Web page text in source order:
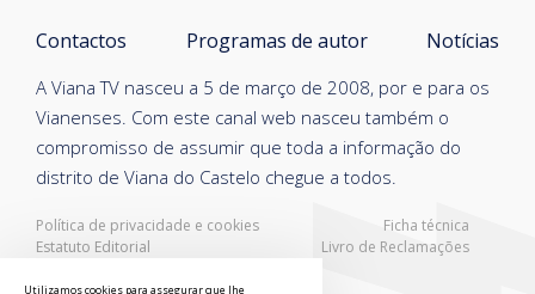
Política de privacidade e cookies
Ficha técnica
Estatuto Editorial
Livro de Reclamações
A Viana TV nasceu a 5 de março de 2008, por e para os
Vianenses. Com este canal web nasceu também o
compromisso de assumir que toda a informação do
distrito de Viana do Castelo chegue a todos.
Contactos Programas de autor Notícias
Utilizamos cookies para assegurar que lhe